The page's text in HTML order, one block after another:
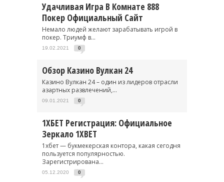
Удачливая Игра В Комнате 888
Покер Официальный Сайт
Немало людей желают зарабатывать игрой в
покер. Триумф в...
19.02.2021 0
Обзор Казино Вулкан 24
Казино Вулкан 24 – один из лидеров отрасли
азартных развлечений,...
09.01.2021 0
1ХБЕТ Регистрация: Официальное
Зеркало 1XBET
1хбет — букмекерская контора, какая сегодня
пользуется популярностью.
Зарегистрирована...
05.12.2020 0